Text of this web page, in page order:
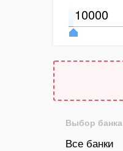
Выбор банка
Все банки